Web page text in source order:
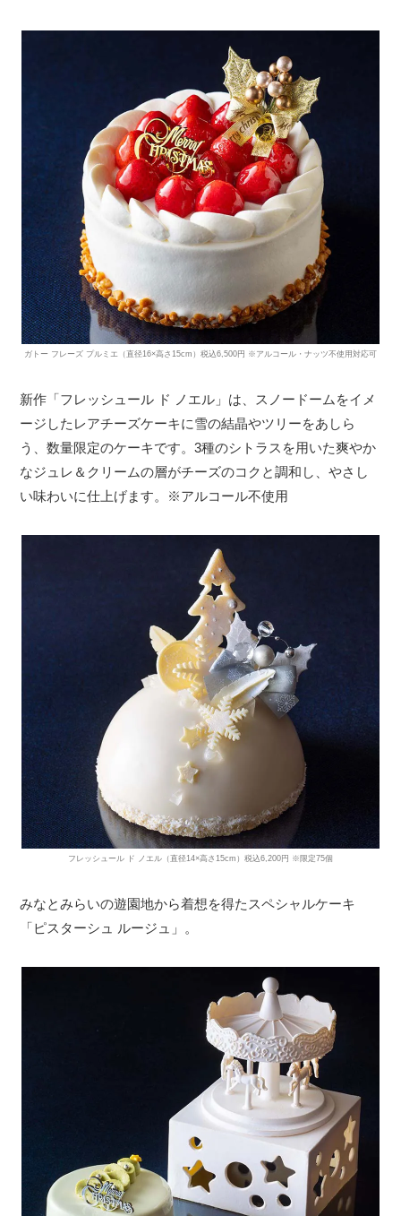
ガトー フレーズ プルミエ（直径16×高さ15cm）税込6,500円 ※アルコール・ナッツ不使用対応可
新作「フレッシュール ド ノエル」は、スノードームをイメ
ージしたレアチーズケーキに雪の結晶やツリーをあしら
う、数量限定のケーキです。3種のシトラスを用いた爽やか
なジュレ＆クリームの層がチーズのコクと調和し、やさし
い味わいに仕上げます。※アルコール不使用
フレッシュール ド ノエル（直径14×高さ15cm）税込6,200円 ※限定75個
みなとみらいの遊園地から着想を得たスペシャルケーキ
「ピスターシュ ルージュ」。